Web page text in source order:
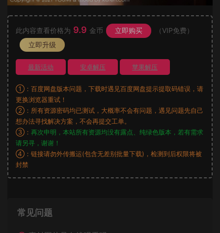
此内容查看价格为 9.9 金币 立即购买
（VIP免费）
立即升级
最新活动 安卓解压 苹果解压
①：百度网盘版本问题，下载时遇见百度网盘提示提取码错误，请
更换浏览器重试！
②：所有资源密码均已测试，大概率不会有问题，遇见问题先自己
想办法寻找解决方案，不会再提交工单。
③： 再次申明，本站所有资源均没有露点、纯绿色版本，若有需求
请另寻，谢谢！
④：链接请勿外传搬运(包含无差别批量下载)，检测到后权限将被
封禁
常见问题